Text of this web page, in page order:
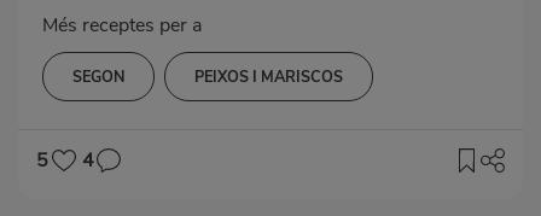
Més receptes per a
SEGON PEIXOS I MARISCOS
5 4